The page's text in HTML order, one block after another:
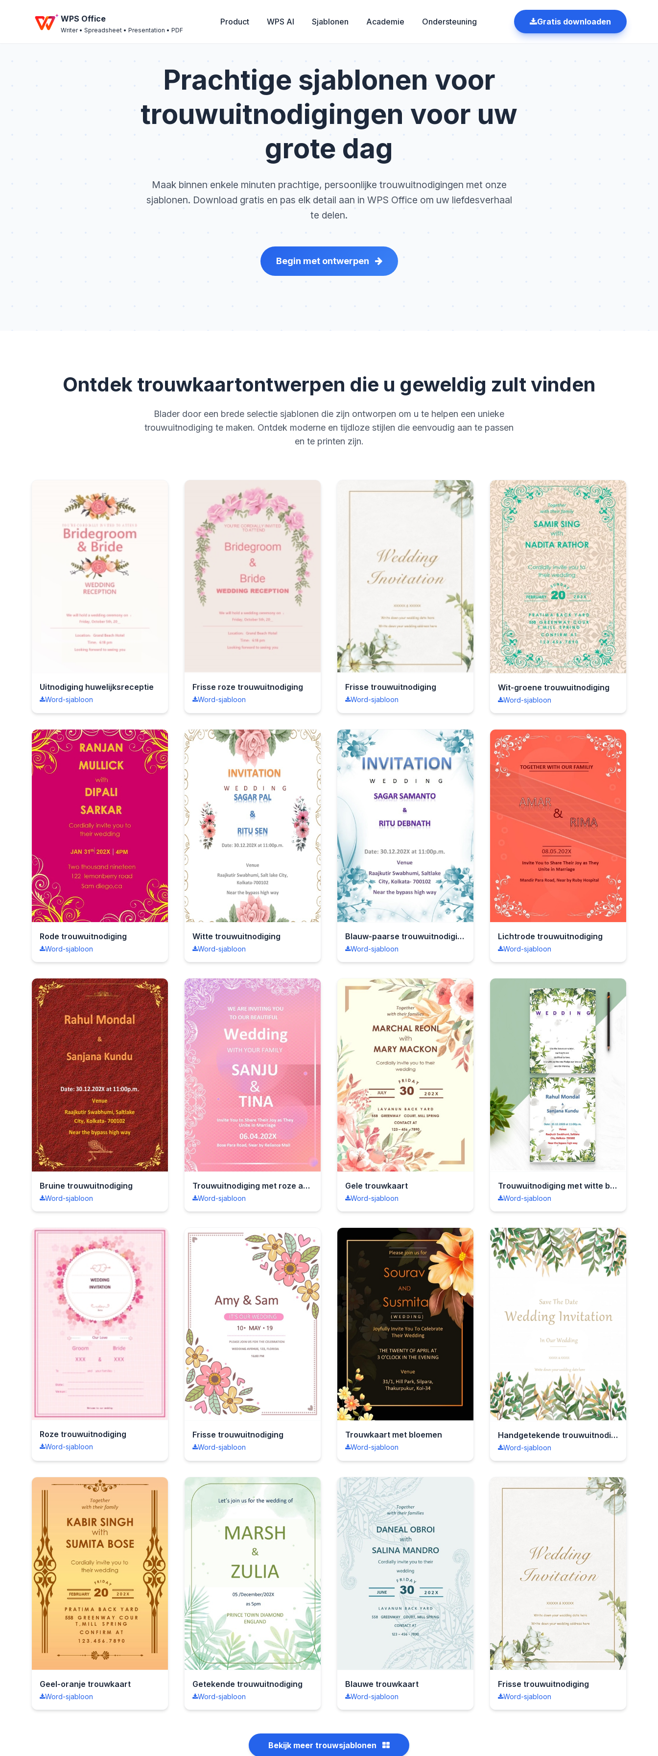
WPS Office
Writer • Spreadsheet • Presentation • PDF
Product WPS AI Sjablonen Academie Ondersteuning Gratis downloaden
Prachtige sjablonen voor
trouwuitnodigingen voor uw
grote dag
Maak binnen enkele minuten prachtige, persoonlijke trouwuitnodigingen met onze
sjablonen. Download gratis en pas elk detail aan in WPS Office om uw liefdesverhaal
te delen.
Begin met ontwerpen
Ontdek trouwkaartontwerpen die u geweldig zult vinden
Blader door een brede selectie sjablonen die zijn ontworpen om u te helpen een unieke
trouwuitnodiging te maken. Ontdek moderne en tijdloze stijlen die eenvoudig aan te passen
en te printen zijn.
Uitnodiging huwelijksreceptie
Word-sjabloon
Frisse roze trouwuitnodiging
Word-sjabloon
Frisse trouwuitnodiging
Word-sjabloon
Wit-groene trouwuitnodiging
Word-sjabloon
Rode trouwuitnodiging
Word-sjabloon
Witte trouwuitnodiging
Word-sjabloon
Blauw-paarse trouwuitnodiging
Word-sjabloon
Lichtrode trouwuitnodiging
Word-sjabloon
Bruine trouwuitnodiging
Word-sjabloon
Trouwuitnodiging met roze achtergrond
Word-sjabloon
Gele trouwkaart
Word-sjabloon
Trouwuitnodiging met witte bloemen
Word-sjabloon
Roze trouwuitnodiging
Word-sjabloon
Frisse trouwuitnodiging
Word-sjabloon
Trouwkaart met bloemen
Word-sjabloon
Handgetekende trouwuitnodiging
Word-sjabloon
Geel-oranje trouwkaart
Word-sjabloon
Getekende trouwuitnodiging
Word-sjabloon
Blauwe trouwkaart
Word-sjabloon
Frisse trouwuitnodiging
Word-sjabloon
Bekijk meer trouwsjablonen